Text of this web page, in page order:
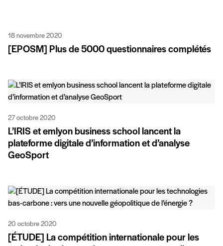
18 novembre 2020
[EPOSM] Plus de 5000 questionnaires complétés
27 octobre 2020
L’IRIS et emlyon business school lancent la
plateforme digitale d’information et d’analyse
GeoSport
20 octobre 2020
[ÉTUDE] La compétition internationale pour les